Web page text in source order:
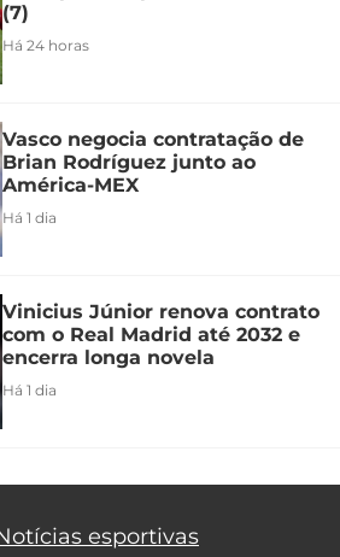
(7)
Há 24 horas
Vasco negocia contratação de
Brian Rodríguez junto ao
América-MEX
Há 1 dia
Vinicius Júnior renova contrato
com o Real Madrid até 2032 e
encerra longa novela
Há 1 dia